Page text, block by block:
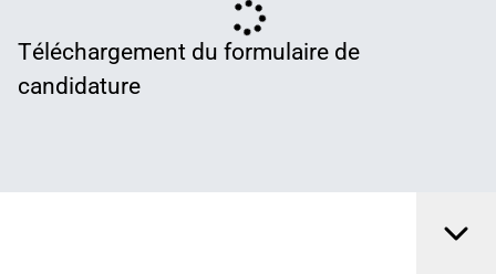
Téléchargement du formulaire de
candidature